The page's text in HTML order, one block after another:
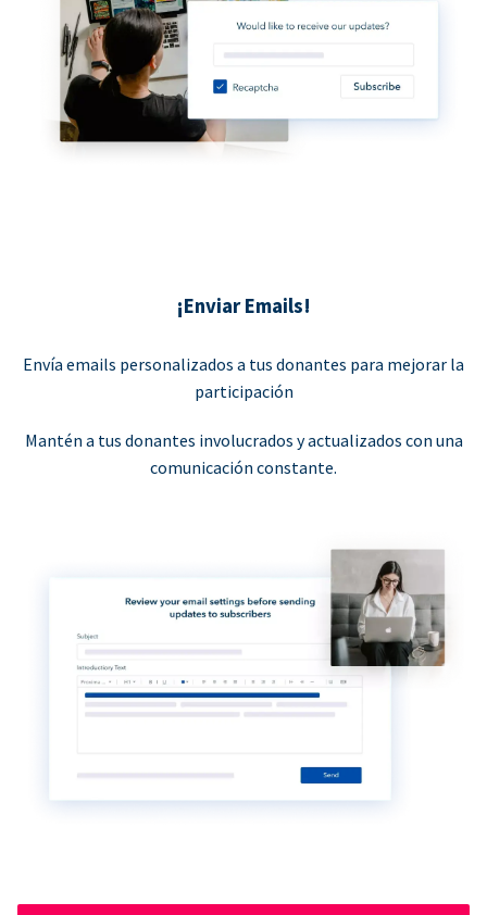
¡Enviar Emails!
Envía emails personalizados a tus donantes para mejorar la
participación
Mantén a tus donantes involucrados y actualizados con una
comunicación constante.